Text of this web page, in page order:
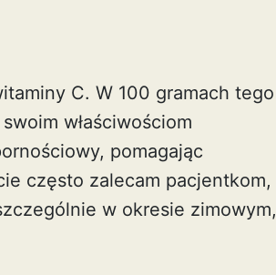
C. W 100 gramach tego
właściwościom
pomagając
często zalecam pacjentkom,
w okresie zimowym,